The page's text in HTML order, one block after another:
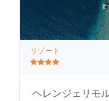
リゾート
ヘレンジェリモ